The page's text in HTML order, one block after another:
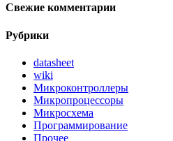
Свежие комментарии
Рубрики
datasheet
wiki
Микроконтроллеры
Микропроцессоры
Микросхема
Программирование
Прочее